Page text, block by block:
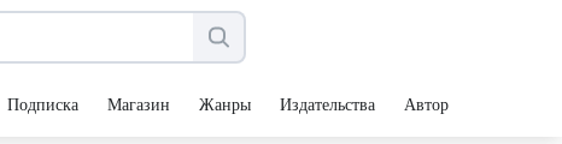
Подписка Магазин Жанры Издательства Авторы